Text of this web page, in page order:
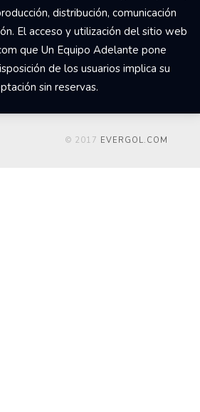
distribución, comunicación
El acceso y utilización del sitio web
que Un Equipo Adelante pone
de los usuarios implica su
sin reservas.
© 2017 EVERGOL.COM